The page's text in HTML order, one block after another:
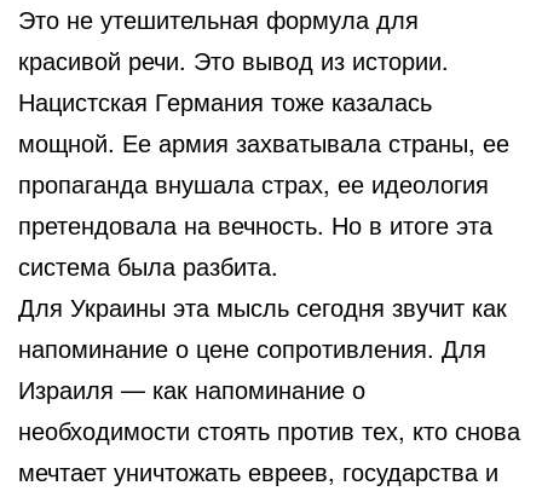
Это не утешительная формула для
красивой речи. Это вывод из истории.
Нацистская Германия тоже казалась
мощной. Ее армия захватывала страны, ее
пропаганда внушала страх, ее идеология
претендовала на вечность. Но в итоге эта
система была разбита.
Для Украины эта мысль сегодня звучит как
напоминание о цене сопротивления. Для
Израиля — как напоминание о
необходимости стоять против тех, кто снова
мечтает уничтожать евреев, государства и